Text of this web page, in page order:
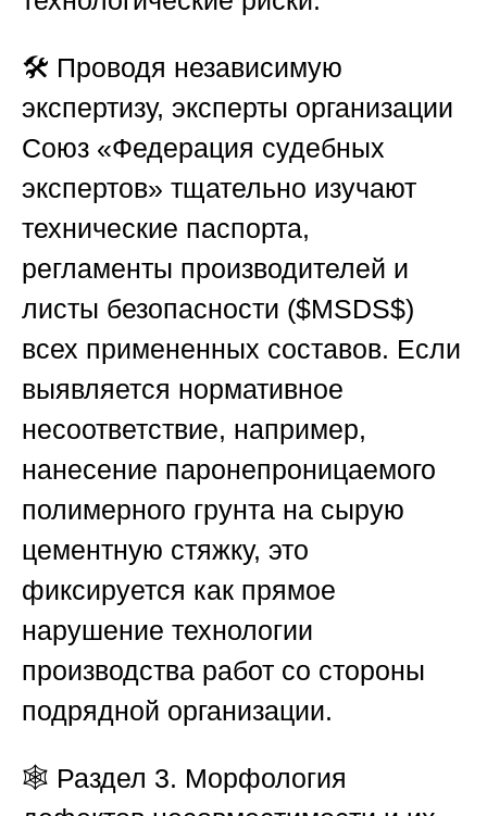
🛠️ Проводя независимую
экспертизу, эксперты организации
Союз «Федерация судебных
экспертов» тщательно изучают
технические паспорта,
регламенты производителей и
листы безопасности ($MSDS$)
всех примененных составов. Если
выявляется нормативное
несоответствие, например,
нанесение паронепроницаемого
полимерного грунта на сырую
цементную стяжку, это
фиксируется как прямое
нарушение технологии
производства работ со стороны
подрядной организации.
🕸️ Раздел 3. Морфология